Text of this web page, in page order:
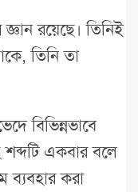
রয়েছে। তিনিই
তিনি তা
একবার বলে
ব্যবহার করা